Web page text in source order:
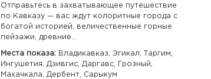
Отправьтесь в захватывающее путешествие
по Кавказу — вас ждут колоритные города с
богатой историей, величественные горные
пейзажи, древние...
Места показа: Владикавказ, Эгикал,
Таргим,
Ингушетия, Дзивгис, Даргавс,
Грозный,
Махачкала, Дербент, Сарыкум